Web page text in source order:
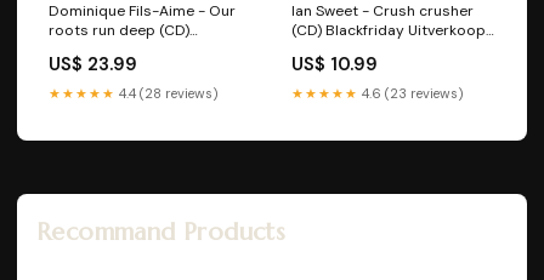
Dominique Fils-Aime - Our
roots run deep (CD)
US$ 23.99
★★★★★ 4.4 (28 reviews)
Ian Sweet - Crush crusher
(CD) Blackfriday Uitverkoop
US$ 10.99
★★★★★ 4.6 (23 reviews)
Recommand Products